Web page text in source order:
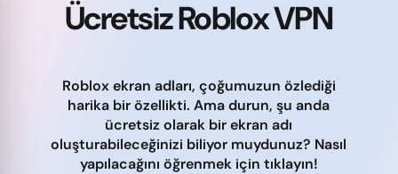
Ücretsiz Roblox VPN
Roblox ekran adları, çoğumuzun özlediği
harika bir özellikti. Ama durun, şu anda
ücretsiz olarak bir ekran adı
oluşturabileceğinizi biliyor muydunuz? Nasıl
yapılacağını öğrenmek için tıklayın!